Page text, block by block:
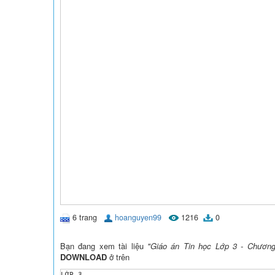
6 trang hoanguyen99 1216 0
Bạn đang xem tài liệu "Giáo án Tin học Lớp 3 -
DOWNLOAD ở trên